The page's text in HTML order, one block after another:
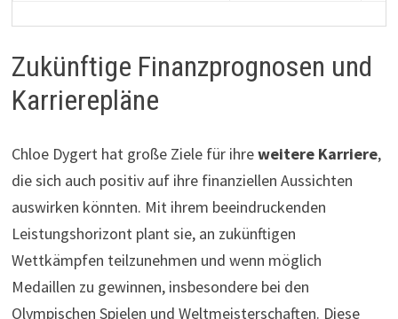
Zukünftige Finanzprognosen und
Karrierepläne
Chloe Dygert hat große Ziele für ihreweitere Karriere,
die sich auch positiv auf ihre finanziellen Aussichten
auswirken könnten. Mit ihrem beeindruckenden
Leistungshorizont plant sie, an zukünftigen
Wettkämpfen teilzunehmen und wenn möglich
Medaillen zu gewinnen, insbesondere bei den
Olympischen Spielen und Weltmeisterschaften. Diese